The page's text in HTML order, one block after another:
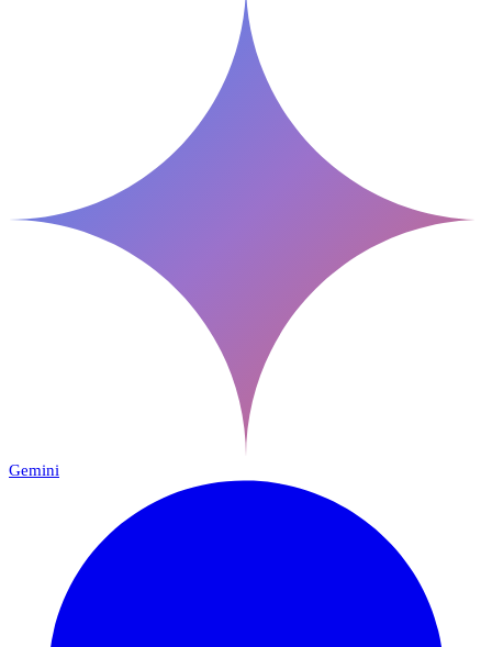
Gemini